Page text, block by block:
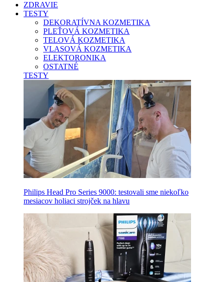
ZDRAVIE
TESTY
DEKORATÍVNA KOZMETIKA
PLEŤOVÁ KOZMETIKA
TELOVÁ KOZMETIKA
VLASOVÁ KOZMETIKA
ELEKTORONIKA
OSTATNÉ
TESTY
Philips Head Pro Series 9000: testovali sme niekoľko
mesiacov holiaci strojček na hlavu